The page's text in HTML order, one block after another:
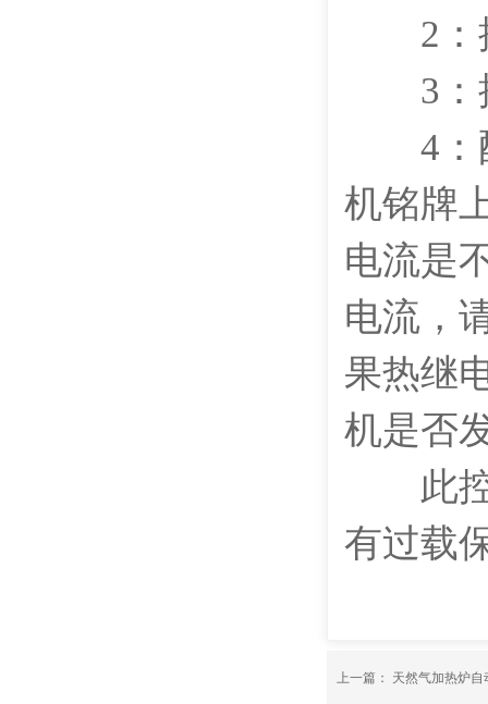
2：按
3：按
4：配
机铭牌
电流是
电流，
果热继
机是否
此控
有过载
上一篇： 天然气加热炉